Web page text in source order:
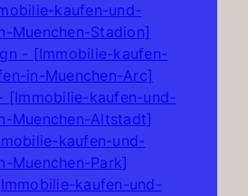
kaufen-und-
Muenchen-Stadion]
- [Immobilie-kaufen-
in-Muenchen-Arc]
[Immobilie-kaufen-und-
Muenchen-Altstadt]
kaufen-und-
Muenchen-Park]
kaufen-und-